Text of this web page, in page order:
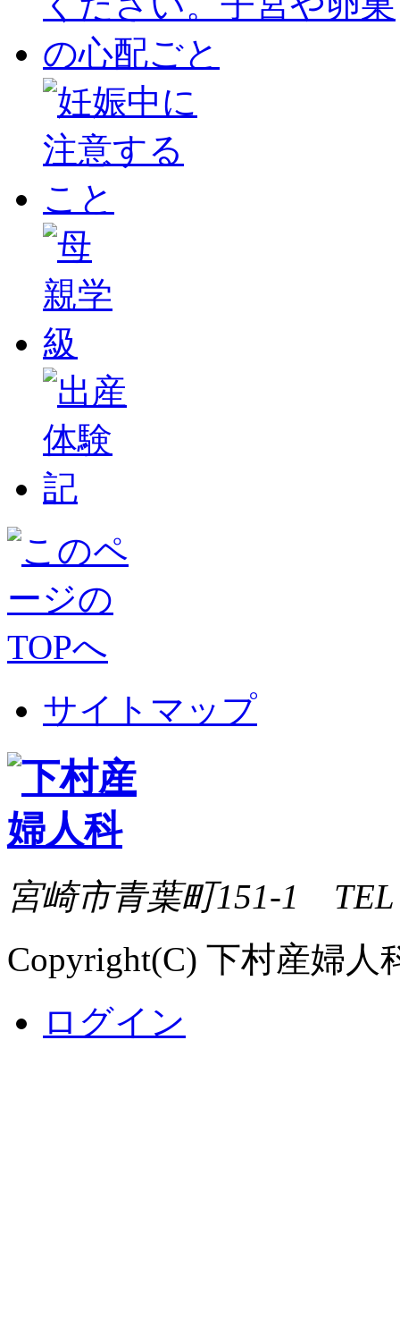
サイトマップ
宮崎市青葉町151-1 TEL
Copyright(C) 下村産婦人
ログイン